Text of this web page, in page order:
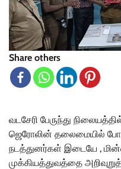
Share others
வடசேரி பேருந்து
ஜெரோலின் தலைமையில்
நடத்துனர்கள் இடையே ,
முக்கியத்துவத்தை